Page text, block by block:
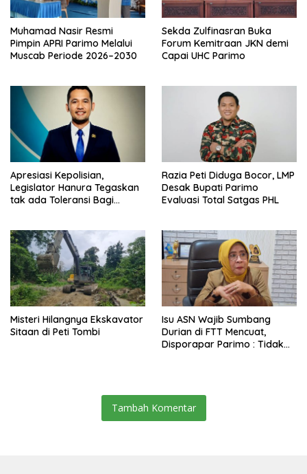
Muhamad Nasir Resmi
Pimpin APRI Parimo Melalui
Muscab Periode 2026–2030
Sekda Zulfinasran Buka
Forum Kemitraan JKN demi
Capai UHC Parimo
Apresiasi Kepolisian,
Legislator Hanura Tegaskan
tak ada Toleransi Bagi
Razia Peti Diduga Bocor, LMP
Desak Bupati Parimo
Evaluasi Total Satgas PHL
Misteri Hilangnya Ekskavator
Sitaan di Peti Tombi
Isu ASN Wajib Sumbang
Durian di FTT Mencuat,
Disporapar Parimo : Tidak
Tambah Komentar